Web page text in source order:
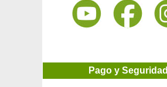
Hortensia lila
Hortensia 'Marie Claire'
Hortensia 'Merveille Sanguine'
Hortensia 'Renata Blue'
Hortensia 'Rotschwanz'Pago y Seguridad